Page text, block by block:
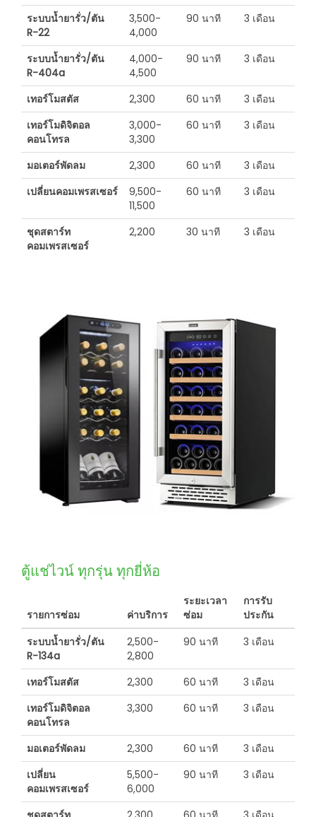
ระบบน้ำยารั่ว/ตัน
R-22
3,500-
4,000
90 นาที 3 เดือน
ระบบน้ำยารั่ว/ตัน
R-404a
4,000-
4,500
90 นาที 3 เดือน
เทอร์โมสตัส 2,300 60 นาที
3 เดือน
เทอร์โมดิจิตอล
คอนโทรล
3,000-
3,300
60 นาที 3 เดือน
มอเตอร์พัดลม 2,300 60 นาที
3 เดือน
เปลี่ยนคอมเพรสเซอร์
9,500-
11,500
60 นาที 3 เดือน
ชุดสตาร์ท
คอมเพรสเซอร์
2,200 30 นาที 3 เดือน
ตู้แช่ไวน์ ทุกรุ่น ทุกยี่ห้อ
รายการซ่อม ค่าบริการ
ระยะเวลา
ซ่อม
การรับ
ประกัน
ระบบน้ำยารั่ว/ตัน
R-134a
2,500-
2,800
90 นาที 3 เดือน
เทอร์โมสตัส 2,300 60 นาที
3 เดือน
เทอร์โมดิจิตอล
คอนโทรล
3,300 60 นาที 3 เดือน
มอเตอร์พัดลม 2,300 60 นาที
3 เดือน
เปลี่ยน
คอมเพรสเซอร์
5,500-
6,000
90 นาที 3 เดือน